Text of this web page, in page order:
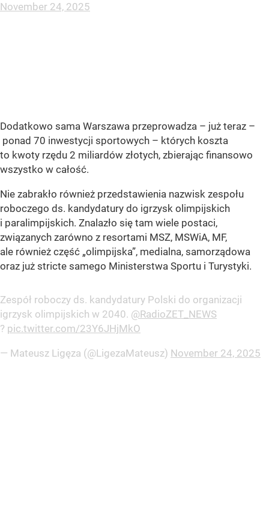
November 24, 2025
Dodatkowo sama Warszawa przeprowadza – już teraz –
ponad 70 inwestycji sportowych – których koszta
to kwoty rzędu 2 miliardów złotych, zbierając finansowo
wszystko w całość.
Nie zabrakło również przedstawienia nazwisk zespołu
roboczego ds. kandydatury do igrzysk olimpijskich
i paralimpijskich. Znalazło się tam wiele postaci,
związanych zarówno z resortami MSZ, MSWiA, MF,
ale również część „olimpijska”, medialna, samorządowa
oraz już stricte samego Ministerstwa Sportu i Turystyki.
Zespół roboczy ds. kandydatury Polski do organizacji
igrzysk olimpijskich w 2040. @RadioZET_NEWS
? pic.twitter.com/23Y6JHjMkO
— Mateusz Ligęza (@LigezaMateusz) November 24, 2025